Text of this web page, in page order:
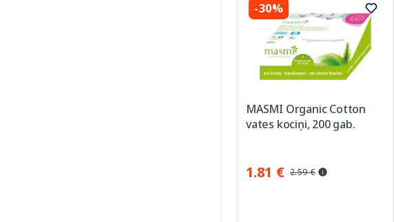
-30%
MASMI Organic Cotton
vates kociņi, 200 gab.
1.81 € 2.59 €